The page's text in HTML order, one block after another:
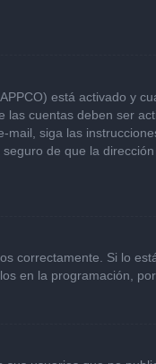
está activado y
cuentas deben ser
siga las
de que la
correctamente. Si lo
en la programación,